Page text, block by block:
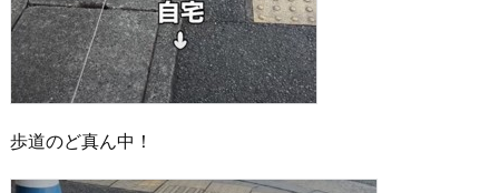
歩道のど真ん中！